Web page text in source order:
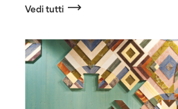
Vedi tutti